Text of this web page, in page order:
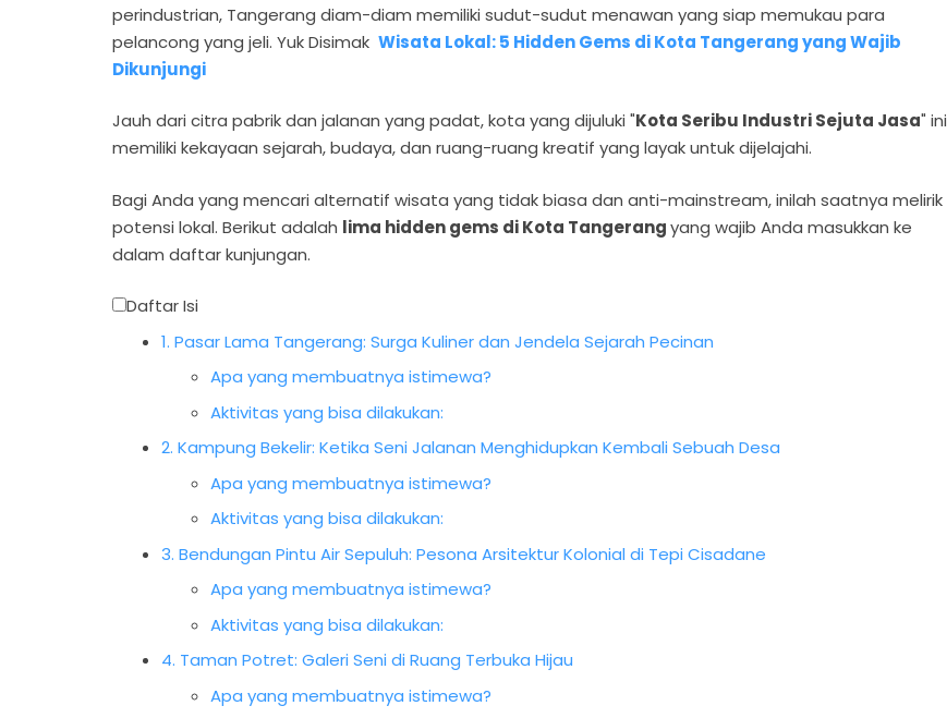
perindustrian, Tangerang diam-diam memiliki sudut-sudut menawan yang siap memukau para
pelancong yang jeli. Yuk Disimak Wisata Lokal: 5 Hidden Gems di Kota Tangerang yang Wajib
Dikunjungi
Jauh dari citra pabrik dan jalanan yang padat, kota yang dijuluki "Kota Seribu Industri Sejuta Jasa" ini
memiliki kekayaan sejarah, budaya, dan ruang-ruang kreatif yang layak untuk dijelajahi.
Bagi Anda yang mencari alternatif wisata yang tidak biasa dan anti-mainstream, inilah saatnya melirik
potensi lokal. Berikut adalah lima hidden gems di Kota Tangerangyang wajib Anda masukkan ke
dalam daftar kunjungan.
Daftar Isi
1. Pasar Lama Tangerang: Surga Kuliner dan Jendela Sejarah Pecinan
Apa yang membuatnya istimewa?
Aktivitas yang bisa dilakukan:
2. Kampung Bekelir: Ketika Seni Jalanan Menghidupkan Kembali Sebuah Desa
Apa yang membuatnya istimewa?
Aktivitas yang bisa dilakukan:
3. Bendungan Pintu Air Sepuluh: Pesona Arsitektur Kolonial di Tepi Cisadane
Apa yang membuatnya istimewa?
Aktivitas yang bisa dilakukan:
4. Taman Potret: Galeri Seni di Ruang Terbuka Hijau
Apa yang membuatnya istimewa?